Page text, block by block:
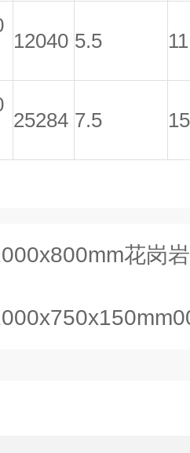
12040 5.5 11
25284 7.5 15
花岗